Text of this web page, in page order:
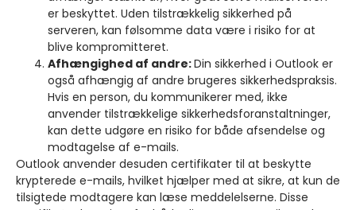
er beskyttet. Uden tilstrækkelig sikkerhed på
serveren, kan følsomme data være i risiko for at
blive kompromitteret.
Afhængighed af andre:Din sikkerhed i Outlook er
også afhængig af andre brugeres sikkerhedspraksis.
Hvis en person, du kommunikerer med, ikke
anvender tilstrækkelige sikkerhedsforanstaltninger,
kan dette udgøre en risiko for både afsendelse og
modtagelse af e-mails.
Outlook anvender desuden certifikater til at beskytte
krypterede e-mails, hvilket hjælper med at sikre, at kun de
tilsigtede modtagere kan læse meddelelserne. Disse